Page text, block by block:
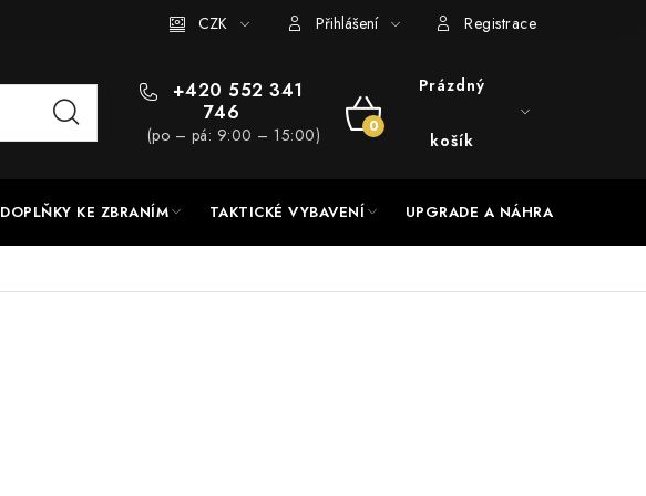
UPGRADE a servis Hodnocení obchodu
CZK Přihlášení Registrace
+420 552 341
746
(po – pá: 9:00 – 15:00)
NÁKUPNÍ
Prázdný
košík
DOPLŇKY KE ZBRANÍM TAKTICKÉ VYBAVENÍ UPGRADE A NÁHRADNÍ DÍLY